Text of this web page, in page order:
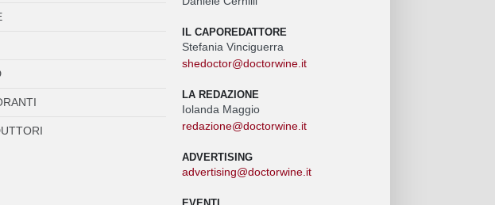
IL CAPOREDATTORE
Stefania Vinciguerra
shedoctor@doctorwine.it
LA REDAZIONE
Iolanda Maggio
redazione@doctorwine.it
ADVERTISING
advertising@doctorwine.it